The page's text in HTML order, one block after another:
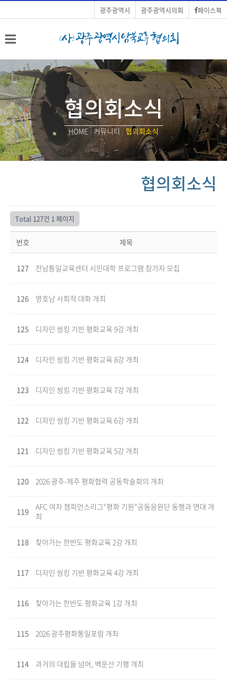
페이스북
광주광역시의회
광주광역시
협의회소식
HOME/커뮤니티 /협의회소식
협의회소식
Total 127건 1 페이지
번호 제목
127 전남통일교육센터 시민대학 프로그램 참가자 모집
126 영호남 사회적 대화 개최
125 디자인 씽킹 기반 평화교육 9강 개최
124 디자인 씽킹 기반 평화교육 8강 개최
123 디자인 씽킹 기반 평화교육 7강 개최
122 디자인 씽킹 기반 평화교육 6강 개최
121 디자인 씽킹 기반 평화교육 5강 개최
120 2026 광주-제주 평화협력 공동학술회의 개최
119
AFC 여자 챔피언스리그“평화 기원”공동응원단 동행과 연대 개
최
118 찾아가는 한반도 평화교육 2강 개최
117 디자인 씽킹 기반 평화교육 4강 개최
116 찾아가는 한반도 평화교육 1강 개최
115 2026 광주평화통일포럼 개최
114 과거의 대립을 넘어, 백운산 기행 개최